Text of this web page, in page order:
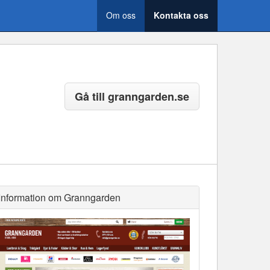
Kontakta oss
Om oss
Gå till granngarden.se
om Granngarden